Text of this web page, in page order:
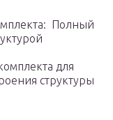
Полный
для
структуры